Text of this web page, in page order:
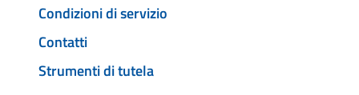
Condizioni di servizio
Contatti
Strumenti di tutela